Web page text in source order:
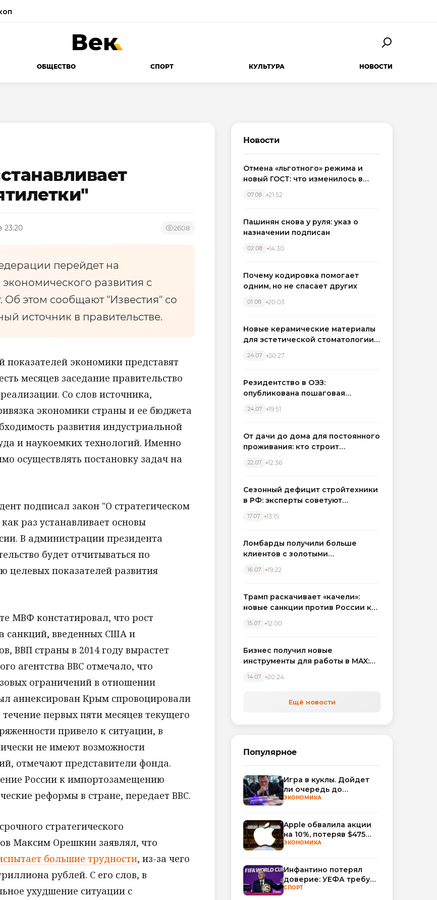
ОБЩЕСТВО СПОРТ КУЛЬТУРА НОВОСТИ
23:20 2608
перейдет на
развития с
Об этом сообщают "Известия" со
источник в правительстве.
экономики представят
месяцев заседание правительство
Со слов источника,
экономики страны и ее бюджета
развития индустриальной
и наукоемких технологий. Именно
осуществлять постановку задач на
подписал закон "О стратегическом
раз устанавливает основы
В администрации президента
будет отчитываться по
показателей развития
МВФ констатировал, что рост
санкций, введенных США и
ВВП страны в 2014 году вырастет
агентства ВВС отмечало, что
ограничений в отношении
аннексирован Крым спровоцировали
первых пяти месяцев текущего
привело к ситуации, в
не имеют возможности
отмечают представители фонда.
России к импортозамещению
реформы в стране, передает ВВС.
стратегического
Максим Орешкин заявлял, что
большие трудности, из-за чего
рублей. С его слов, в
ухудшение ситуации с
Новости
Отмена «льготного» режима и
новый ГОСТ: что изменилось в
07.08 21:52
Пашинян снова у руля: указ о
назначении подписан
02.08 14:30
Почему кодировка помогает
одним, но не спасает других
01.08 20:03
Новые керамические материалы
для эстетической стоматологии
24.07 20:27
Резидентство в ОЭЗ:
опубликована пошаговая
налоговых льгот для инвесторов
24.07 19:51
От дачи до дома для постоянного
проживания: кто строит
Западном регионе
22.07 12:36
Сезонный дефицит стройтехники
в РФ: эксперты советуют
17.07 13:15
Ломбарды получили больше
клиентов с золотыми
вырос на фоне подорожания
16.07 19:22
Трамп раскачивает «качели»:
новые санкции против России как
15.07 12:00
Бизнес получил новые
инструменты для работы в MAX:
автоматизируют обработку
14.07 20:24
Ещё новости
Популярное
Игра в куклы. Дойдет
ли очередь до
Миллера?
ЭКОНОМИКА
Apple обвалила акции
на 10%, потеряв $475
млрд капитализации
ЭКОНОМИКА
Инфантино потерял
доверие: УЕФА требует
смены руководства
СПОРТ